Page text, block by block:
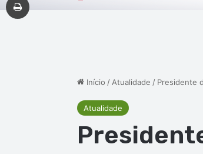
Início / Atualidade / Presidente
Atualidade